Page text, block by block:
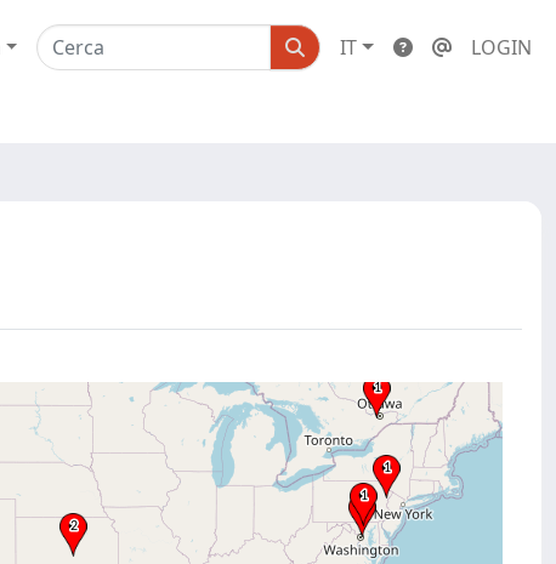
IT LOGIN